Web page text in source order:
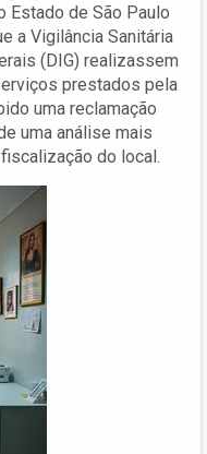
Estado de São Paulo
a Vigilância Sanitária
(DIG) realizassem
prestados pela
uma reclamação
uma análise mais
do local.